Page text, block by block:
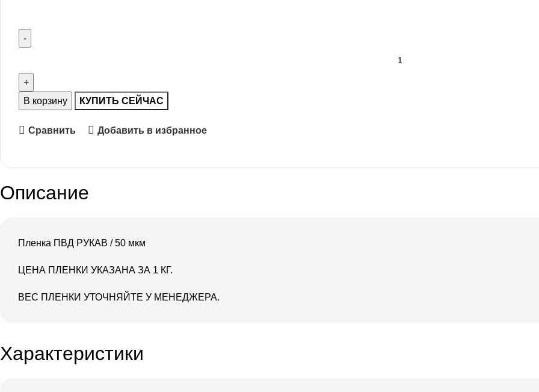
В корзину КУПИТЬ СЕЙЧАС
Сравнить Добавить в избранное
Описание
Пленка ПВД РУКАВ / 50 мкм
ЦЕНА ПЛЕНКИ УКАЗАНА ЗА 1 КГ.
ВЕС ПЛЕНКИ УТОЧНЯЙТЕ У МЕНЕДЖЕРА.
Характеристики